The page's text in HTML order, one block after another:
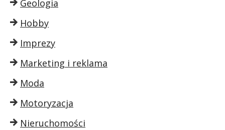
Geologia
Hobby
Imprezy
Marketing i reklama
Moda
Motoryzacja
Nieruchomości